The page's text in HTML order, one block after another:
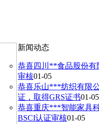
新闻动态
恭喜四川**食品股份有
审核01-05
恭喜乐山***纺织有限
证，取得GRS证书01-05
恭喜重庆***智能家具
BSCI认证审核01-05